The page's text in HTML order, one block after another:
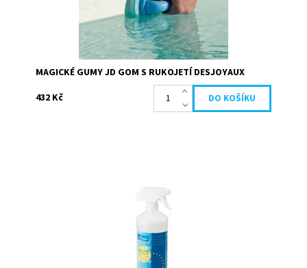
MAGICKÉ GUMY JD GOM S RUKOJETÍ DESJOYAUX
432 Kč
usazených na stěnách bazénu (liner, obklady) na rozhraní
voda/vzduch. Je velice účinný pro všechny...
Desjoyaux